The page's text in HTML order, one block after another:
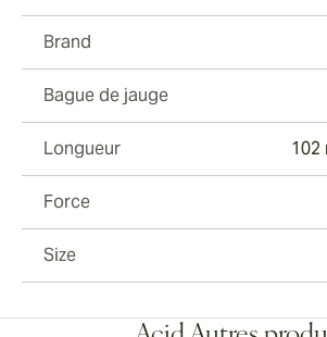
Brand
Bague de jauge
Longueur 102
Force
Size